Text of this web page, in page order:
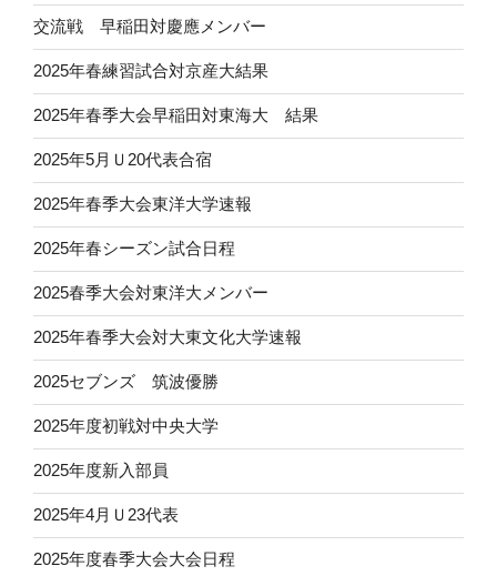
交流戦 早稲田対慶應メンバー
2025年春練習試合対京産大結果
2025年春季大会早稲田対東海大 結果
2025年5月Ｕ20代表合宿
2025年春季大会東洋大学速報
2025年春シーズン試合日程
2025春季大会対東洋大メンバー
2025年春季大会対大東文化大学速報
2025セブンズ 筑波優勝
2025年度初戦対中央大学
2025年度新入部員
2025年4月Ｕ23代表
2025年度春季大会大会日程